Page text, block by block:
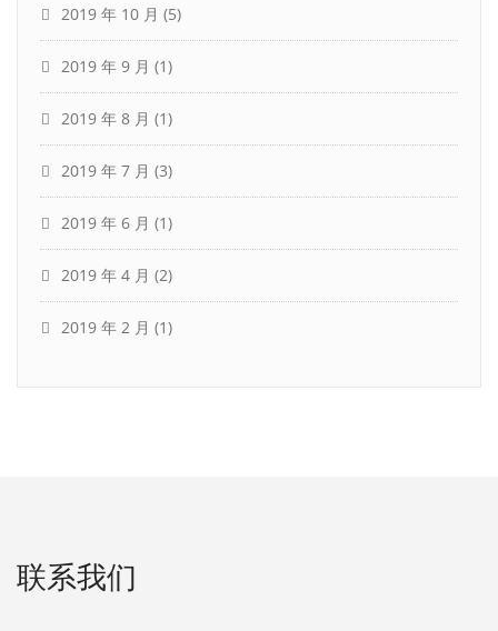
2019 年 10 月 (5)
2019 年 9 月 (1)
2019 年 8 月 (1)
2019 年 7 月 (3)
2019 年 6 月 (1)
2019 年 4 月 (2)
2019 年 2 月 (1)
联系我们